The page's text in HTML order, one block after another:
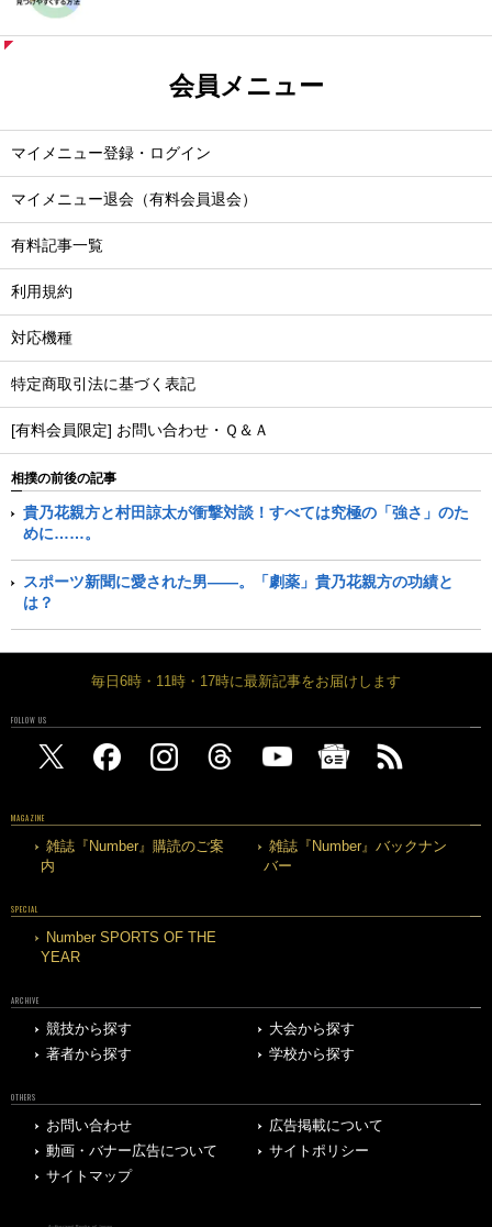
会員メニュー
マイメニュー登録・ログイン
マイメニュー退会（有料会員退会）
有料記事一覧
利用規約
対応機種
特定商取引法に基づく表記
[有料会員限定] お問い合わせ・Ｑ＆Ａ
相撲の前後の記事
貴乃花親方と村田諒太が衝撃対談！すべては究極の「強さ」のた
めに……。
スポーツ新聞に愛された男――。「劇薬」貴乃花親方の功績と
は？
毎日6時・11時・17時に最新記事をお届けします
FOLLOW US
MAGAZINE
雑誌『Number』購読のご案
内
雑誌『Number』バックナン
バー
SPECIAL
Number SPORTS OF THE
YEAR
ARCHIVE
競技から探す
大会から探す
著者から探す
学校から探す
OTHERS
お問い合わせ
広告掲載について
動画・バナー広告について
サイトポリシー
サイトマップ